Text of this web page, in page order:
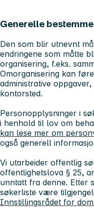
Generelle
Den som blir utnevnt
endringene som måtte
organisering, f.eks.
Omorganisering kan
administrative
kontorsted.
Personopplysninger i
i henhold til lov om
kan lese mer om
også generell
Vi utarbeider offentlig
offentlighetslova § 25,
unntatt fra denne. Etter
søkerliste være
Innstillingsrådet for